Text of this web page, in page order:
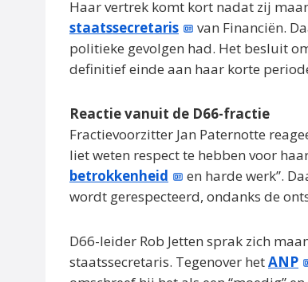
Haar vertrek komt kort nadat zij
staatssecretaris
van Financiën.
politieke gevolgen had. Het besluit
definitief einde aan haar korte
Reactie vanuit de D66-fractie
Fractievoorzitter Jan Paternotte
liet weten respect te hebben voor
betrokkenheid
en harde werk”.
wordt gerespecteerd, ondanks de
D66-leider Rob Jetten sprak zich
staatssecretaris. Tegenover hetANP